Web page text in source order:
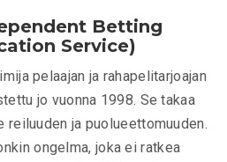
Betting
Service)
pelaajan ja rahapelitarjoajan
jo vuonna 1998. Se takaa
ja puolueettomuuden.
ongelma, joka ei ratkea